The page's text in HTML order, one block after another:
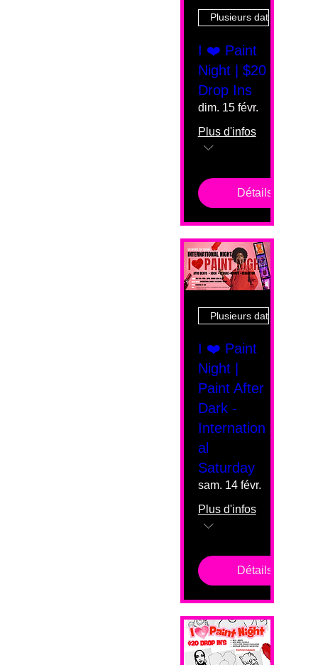
Plusieurs dates
I ❤️ Paint
Night | $20
Drop Ins
dim. 15 févr.
Plus d'infos
Détails
Plusieurs dates
I ❤️ Paint
Night |
Paint After
Dark -
Internation
al
Saturday
sam. 14 févr.
Plus d'infos
Détails